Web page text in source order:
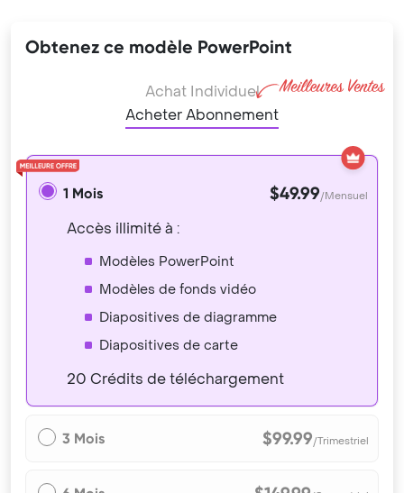
Obtenez ce modèle PowerPoint
Achat Individuel
Acheter Abonnement
1 Mois $49.99/Mensuel
Accès illimité à :
Modèles PowerPoint
Modèles de fonds vidéo
Diapositives de diagramme
Diapositives de carte
20 Crédits de téléchargement
3 Mois $99.99/Trimestriel